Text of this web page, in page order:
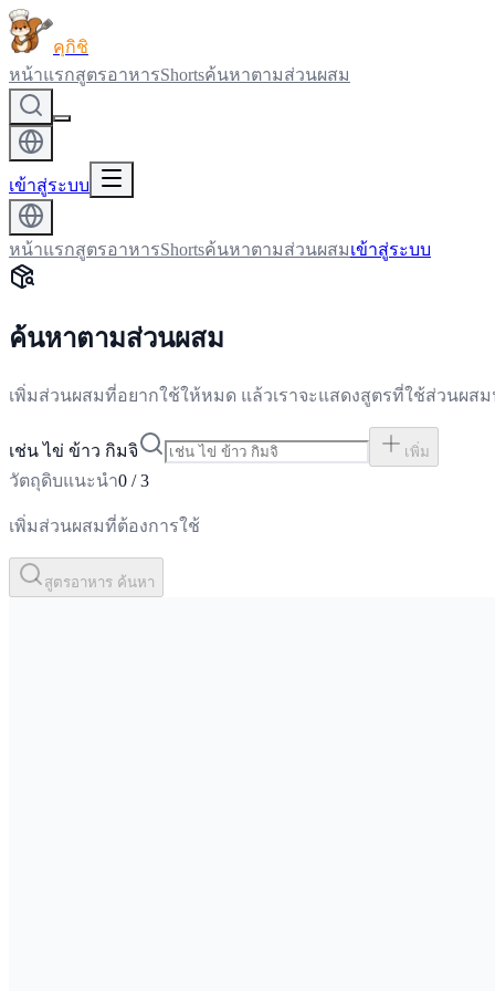
คุกิชิ
หน้าแรกสูตรอาหารShortsค้นหาตามส่วนผสม
เข้าสู่ระบบ
หน้าแรกสูตรอาหารShortsค้นหาตามส่วนผสมเข้าสู่ระบบ
ค้นหาตามส่วนผสม
เพิ่มส่วนผสมที่อยากใช้ให้หมด แล้วเราจะแสดงสูตรที่ใช้ส่วนผส
เช่น ไข่ ข้าว กิมจิ เพิ่ม
วัตถุดิบแนะนำ0 /3
เพิ่มส่วนผสมที่ต้องการใช้
สูตรอาหาร ค้นหา